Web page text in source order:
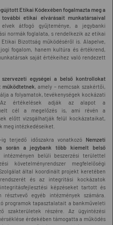
Etikai Kódexében fogalmazta meg a
etikai elvárásait munkatársaival
átfogó gyűjteménye, a jegybanki
normák foglalata, s rendelkezik az etikai
Bizottság működéséről is. Alapelve,
fogalom, hanem kultúra és értékrend,
saját értékeihez való rendezett
egységei a belső kontrollokat
működtetnek, amely – nemcsak szakértői,
a folyamatok, tevékenységek kockázati
Az értékelések adják az alapot a
cél a megelőzés is, ami révén a
előtt vizsgálhatják felül kockázataikat,
meg intézkedéseiket.
terjedő időszakra vonatkozó Nemzeti
során a jegybank több kiemelt belső
intézményen belüli beszerzési területtel
követelményrendszer megfelelőségi
által koordinált projekt keretében
és az integritási kockázatok
képzéseket tartott és
egyéb intézmények számára.
programok tapasztalatait a bankműveleti
szakterületek részére. Az ügyintézési
érdekében támogatta a működés